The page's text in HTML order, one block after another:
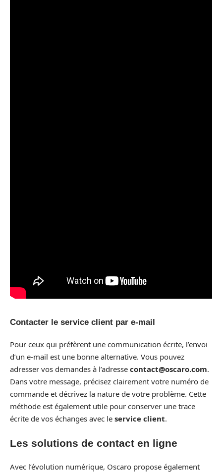
Contacter le service client par e-mail
Pour ceux qui préfèrent une communication écrite, l’envoi
d’un e-mail est une bonne alternative. Vous pouvez
adresser vos demandes à l’adresse contact@oscaro.com.
Dans votre message, précisez clairement votre numéro de
commande et décrivez la nature de votre problème. Cette
méthode est également utile pour conserver une trace
écrite de vos échanges avec le service client.
Les solutions de contact en ligne
Avec l’évolution numérique, Oscaro propose également